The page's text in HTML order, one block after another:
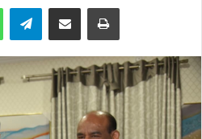
WhatsAppTelegramShare via Email Print